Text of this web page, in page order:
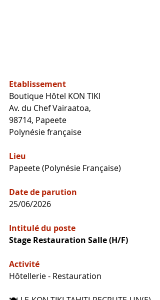
Etablissement
Boutique Hôtel KON TIKI
Av. du Chef Vairaatoa,
98714, Papeete
Polynésie française
Lieu
Papeete (Polynésie Française)
Date de parution
25/06/2026
Intitulé du poste
Stage Restauration Salle(H/F)
Activité
Hôtellerie - Restauration